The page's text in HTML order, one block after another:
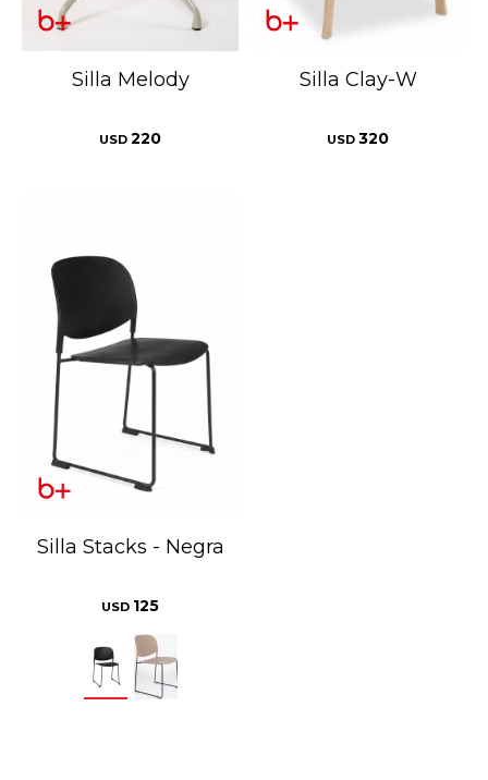
Silla Melody
USD 220
Silla Clay-W
USD 320
Silla Stacks - Negra
USD 125